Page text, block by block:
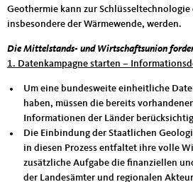
Geothermie kann zur Schlüsseltechnologie
insbesondere der Wärmewende, werden.
Die Mittelstands- und Wirtschaftsunion
1. Datenkampagne starten –
Um eine bundesweite einheitliche
haben, müssen die bereits
Informationen der Länder
Die Einbindung der Staatlichen
in diesen Prozess entfaltet ihre volle
zusätzliche Aufgabe die finanziellen
der Landesämter und regionalen